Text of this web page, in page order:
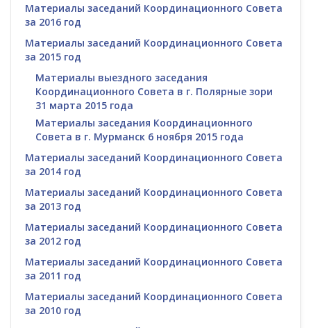
Материалы заседаний Координационного Совета
за 2016 год
Материалы заседаний Координационного Совета
за 2015 год
Материалы выездного заседания
Координационного Совета в г. Полярные зори
31 марта 2015 года
Материалы заседания Координационного
Совета в г. Мурманск 6 ноября 2015 года
Материалы заседаний Координационного Совета
за 2014 год
Материалы заседаний Координационного Совета
за 2013 год
Материалы заседаний Координационного Совета
за 2012 год
Материалы заседаний Координационного Совета
за 2011 год
Материалы заседаний Координационного Совета
за 2010 год